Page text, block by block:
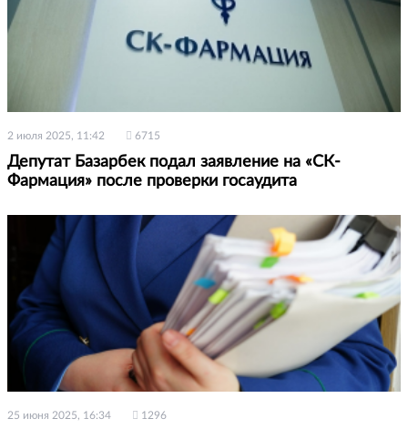
2 июля 2025, 11:42 6715
Депутат Базарбек подал заявление на «СК-
Фармация» после проверки госаудита
25 июня 2025, 16:34 1296